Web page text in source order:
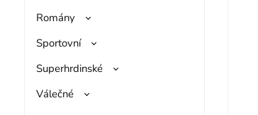
Romány
Sportovní
Superhrdinské
Válečné